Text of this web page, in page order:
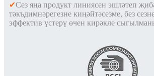
✔Сез яңа продукт линиясен эшләтеп
тәкъдимнәрегезне киңәйтәсезме, без
эффектив үстерү өчен кирәкле